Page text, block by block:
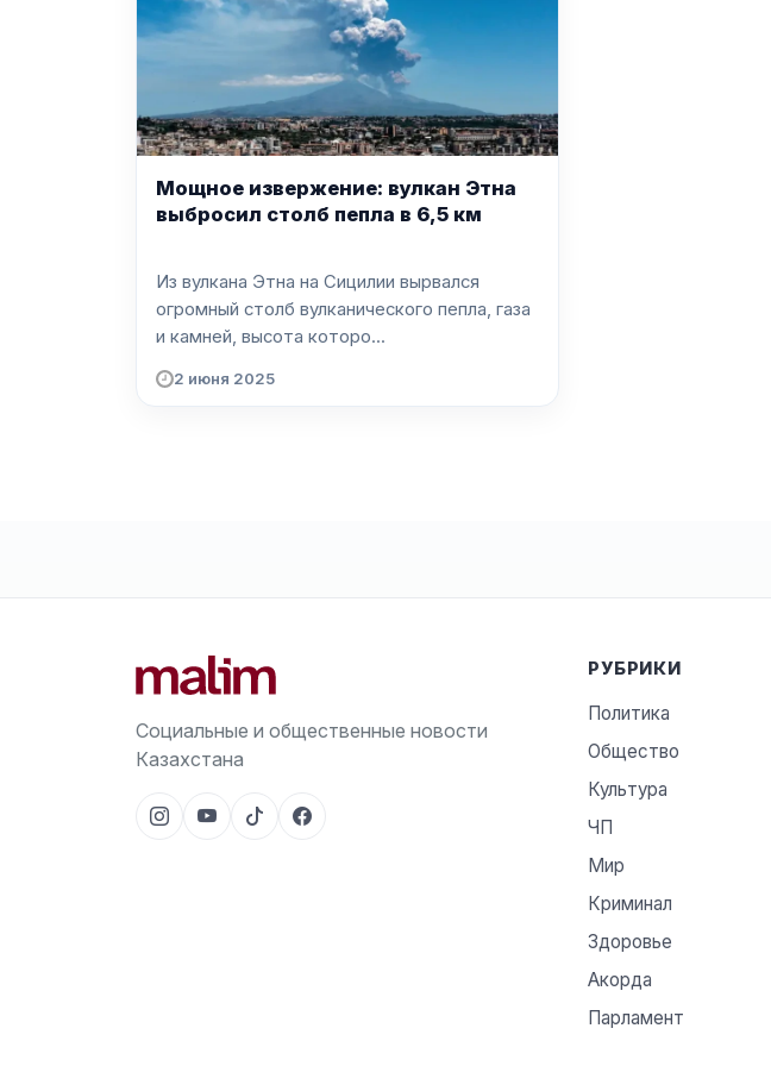
Мощное извержение: вулкан Этна
выбросил столб пепла в 6,5 км
Из вулкана Этна на Сицилии вырвался
огромный столб вулканического пепла, газа
и камней, высота которо...
2 июня 2025
Социальные и общественные новости
Казахстана
РУБРИКИ
Политика
Общество
Культура
ЧП
Мир
Криминал
Здоровье
Акорда
Парламент